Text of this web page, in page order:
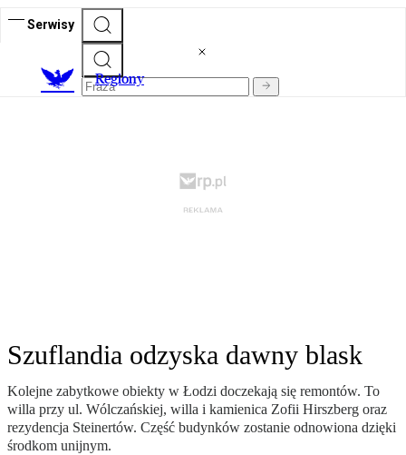
Serwisy
Regiony
Szuflandia odzyska dawny blask
Kolejne zabytkowe obiekty w Łodzi doczekają się remontów. To
willa przy ul. Wólczańskiej, willa i kamienica Zofii Hirszberg oraz
rezydencja Steinertów. Część budynków zostanie odnowiona dzięki
środkom unijnym.